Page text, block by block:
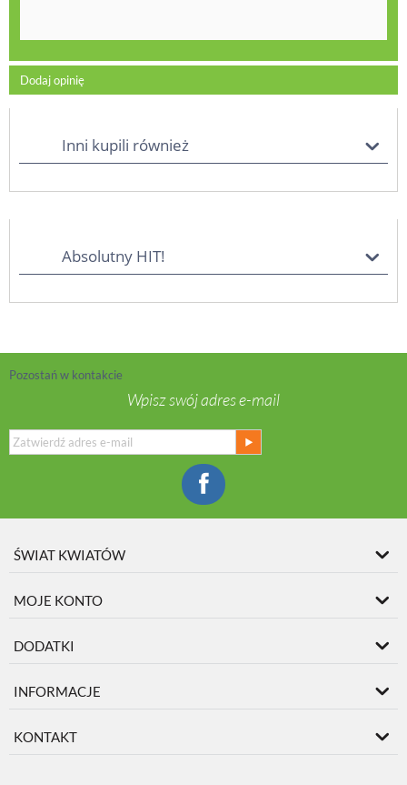
Dodaj opinię
Inni kupili również
Absolutny HIT!
Pozostań w kontakcie
Wpisz swój adres e-mail
ŚWIAT KWIATÓW
MOJE KONTO
DODATKI
INFORMACJE
KONTAKT